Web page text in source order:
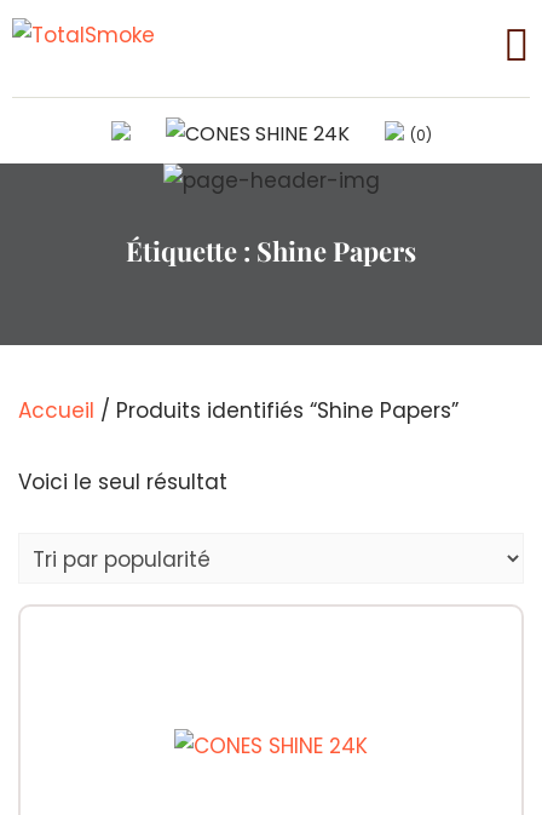
(0)
Étiquette : Shine Papers
Accueil / Produits identifiés “Shine Papers”
Voici le seul résultat